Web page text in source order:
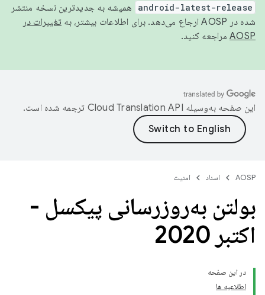
android-latest-release
همیشه به جدیدترین نسخه منتشر
شده در AOSP ارجاع می‌دهد. برای اطلاعات بیشتر، به
تغییرات در
AOSP مراجعه کنید.
این صفحه به‌وسیله ترجمه شده است.
AOSP اسناد امنیت
بولتن به‌روزرسانی پیکسل -
اکتبر 2020
در این صفحه
اطلاعیه ها